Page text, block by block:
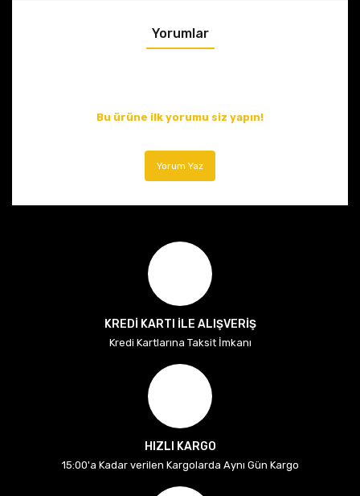
Yorumlar
Bu ürüne ilk yorumu siz yapın!
Yorum Yaz
KREDİ KARTI İLE ALIŞVERİŞ
Kredi Kartlarına Taksit İmkanı
HIZLI KARGO
15:00'a Kadar verilen Kargolarda Aynı Gün Kargo